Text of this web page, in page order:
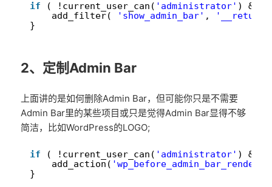
1
3
if ( !current_user_can( 'administrator' ) &&
add_filter(
'show_admin_bar' ,
}
2、定制Admin Bar
上面讲的是如何删除Admin Bar，但可能你只是不需要
Admin Bar里的某些项目或只是觉得Admin Bar显得不够
简洁，比如WordPress的LOGO;
1
3
if ( !current_user_can( 'administrator' ) &&
add_action( 'wp_before_admin_bar_render'
}